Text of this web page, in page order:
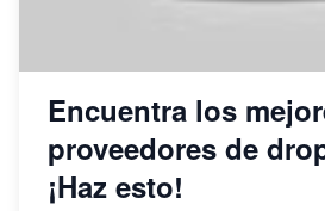
Encuentra los
proveedores de
¡Haz esto!